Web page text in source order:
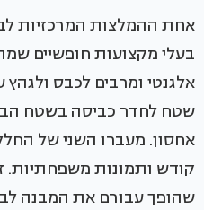
אחת ההמלצות המרכזיות
בעלי מקצועות חופשיים
אלגנטי ומרבים לכבס ולגהץ
שטח לחדר כביסה בשטח
אחסון. מעברו השני של
קודש ותמונות משפחתיות.
שהופך עבורם את המבנה